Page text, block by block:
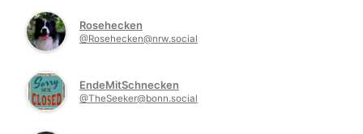
Rosehecken
@Rosehecken@nrw.social
EndeMitSchnecken
@TheSeeker@bonn.social